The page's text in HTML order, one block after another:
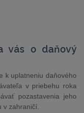
vás o daňový
k uplatneniu daňového
v priebehu roka
pozastavenia jeho
v zahraničí.